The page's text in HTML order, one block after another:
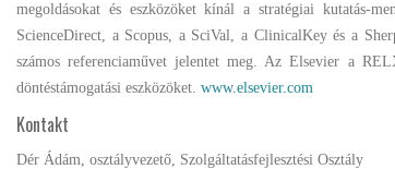
megoldásokat és eszközöket kínál a stratégiai kutatás-
ScienceDirect, a Scopus, a SciVal, a ClinicalKey és a
számos referenciaművet jelentet meg. Az Elsevier a
döntéstámogatási eszközöket. www.elsevier.com
Kontakt
Dér Ádám, osztályvezető, Szolgáltatásfejlesztési Osztály